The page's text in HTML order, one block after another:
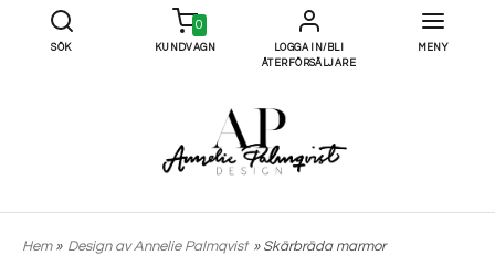
SÖK
0
KUNDVAGN
LOGGA IN/BLI
ÅTERFÖRSÄLJARE
MENY
Hem» Design av Annelie Palmqvist » Skärbräda marmor